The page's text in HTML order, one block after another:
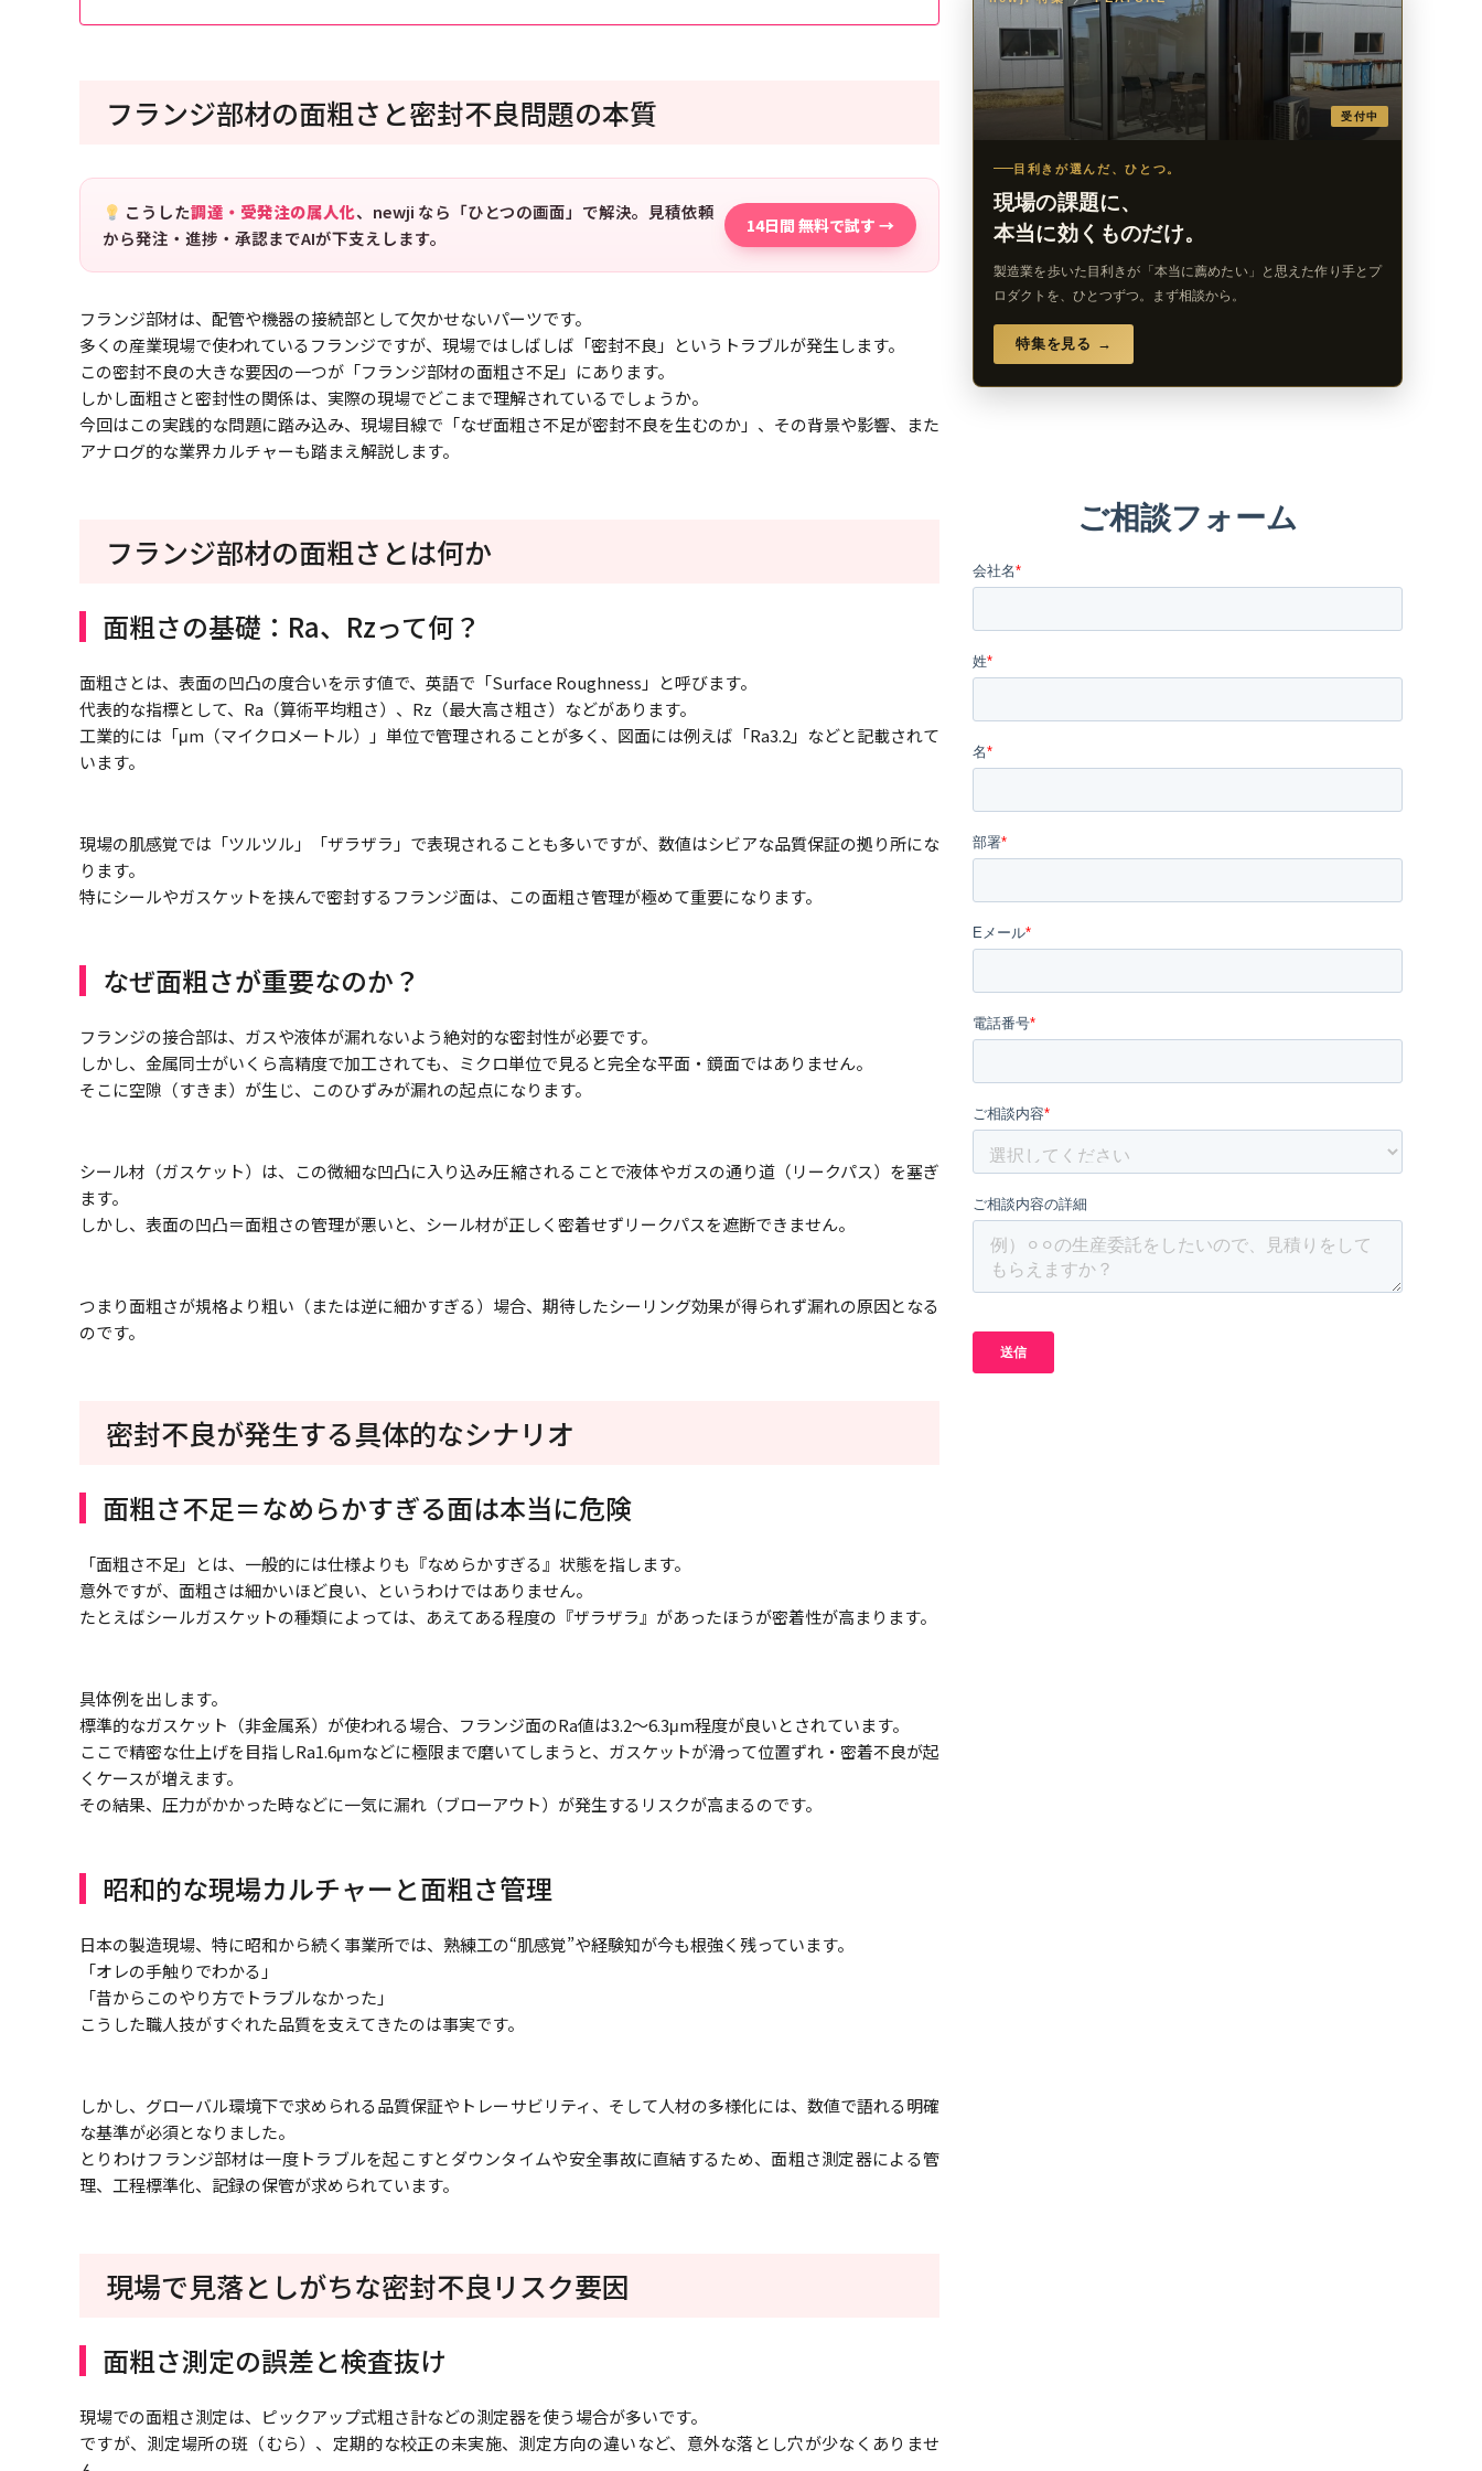
フランジ部材の面粗さと密封不良問題の本質
こうした調達・受発注の属人化、newji なら「ひとつの画面」で解決。見積依頼
から発注・進捗・承認までAIが下支えします。
14日間 無料で試す →
フランジ部材は、配管や機器の接続部として欠かせないパーツです。
多くの産業現場で使われているフランジですが、現場ではしばしば「密封不良」というトラブルが発生します。
この密封不良の大きな要因の一つが「フランジ部材の面粗さ不足」にあります。
しかし面粗さと密封性の関係は、実際の現場でどこまで理解されているでしょうか。
今回はこの実践的な問題に踏み込み、現場目線で「なぜ面粗さ不足が密封不良を生むのか」、その背景や影響、また
アナログ的な業界カルチャーも踏まえ解説します。
フランジ部材の面粗さとは何か
面粗さの基礎：Ra、Rzって何？
面粗さとは、表面の凹凸の度合いを示す値で、英語で「Surface Roughness」と呼びます。
代表的な指標として、Ra（算術平均粗さ）、Rz（最大高さ粗さ）などがあります。
工業的には「μm（マイクロメートル）」単位で管理されることが多く、図面には例えば「Ra3.2」などと記載されて
います。
現場の肌感覚では「ツルツル」「ザラザラ」で表現されることも多いですが、数値はシビアな品質保証の拠り所にな
ります。
特にシールやガスケットを挟んで密封するフランジ面は、この面粗さ管理が極めて重要になります。
なぜ面粗さが重要なのか？
フランジの接合部は、ガスや液体が漏れないよう絶対的な密封性が必要です。
しかし、金属同士がいくら高精度で加工されても、ミクロ単位で見ると完全な平面・鏡面ではありません。
そこに空隙（すきま）が生じ、このひずみが漏れの起点になります。
シール材（ガスケット）は、この微細な凹凸に入り込み圧縮されることで液体やガスの通り道（リークパス）を塞ぎ
ます。
しかし、表面の凹凸＝面粗さの管理が悪いと、シール材が正しく密着せずリークパスを遮断できません。
つまり面粗さが規格より粗い（または逆に細かすぎる）場合、期待したシーリング効果が得られず漏れの原因となる
のです。
密封不良が発生する具体的なシナリオ
面粗さ不足＝なめらかすぎる面は本当に危険
「面粗さ不足」とは、一般的には仕様よりも『なめらかすぎる』状態を指します。
意外ですが、面粗さは細かいほど良い、というわけではありません。
たとえばシールガスケットの種類によっては、あえてある程度の『ザラザラ』があったほうが密着性が高まります。
具体例を出します。
標準的なガスケット（非金属系）が使われる場合、フランジ面のRa値は3.2～6.3μm程度が良いとされています。
ここで精密な仕上げを目指しRa1.6μmなどに極限まで磨いてしまうと、ガスケットが滑って位置ずれ・密着不良が起
くケースが増えます。
その結果、圧力がかかった時などに一気に漏れ（ブローアウト）が発生するリスクが高まるのです。
昭和的な現場カルチャーと面粗さ管理
日本の製造現場、特に昭和から続く事業所では、熟練工の“肌感覚”や経験知が今も根強く残っています。
「オレの手触りでわかる」
「昔からこのやり方でトラブルなかった」
こうした職人技がすぐれた品質を支えてきたのは事実です。
しかし、グローバル環境下で求められる品質保証やトレーサビリティ、そして人材の多様化には、数値で語れる明確
な基準が必須となりました。
とりわけフランジ部材は一度トラブルを起こすとダウンタイムや安全事故に直結するため、面粗さ測定器による管
理、工程標準化、記録の保管が求められています。
現場で見落としがちな密封不良リスク要因
面粗さ測定の誤差と検査抜け
現場での面粗さ測定は、ピックアップ式粗さ計などの測定器を使う場合が多いです。
ですが、測定場所の斑（むら）、定期的な校正の未実施、測定方向の違いなど、意外な落とし穴が少なくありませ
受付中
目利きが選んだ、ひとつ。
現場の課題に、
本当に効くものだけ。
製造業を歩いた目利きが「本当に薦めたい」と思えた作り手とプ
ロダクトを、ひとつずつ。まず相談から。
特集を見る →